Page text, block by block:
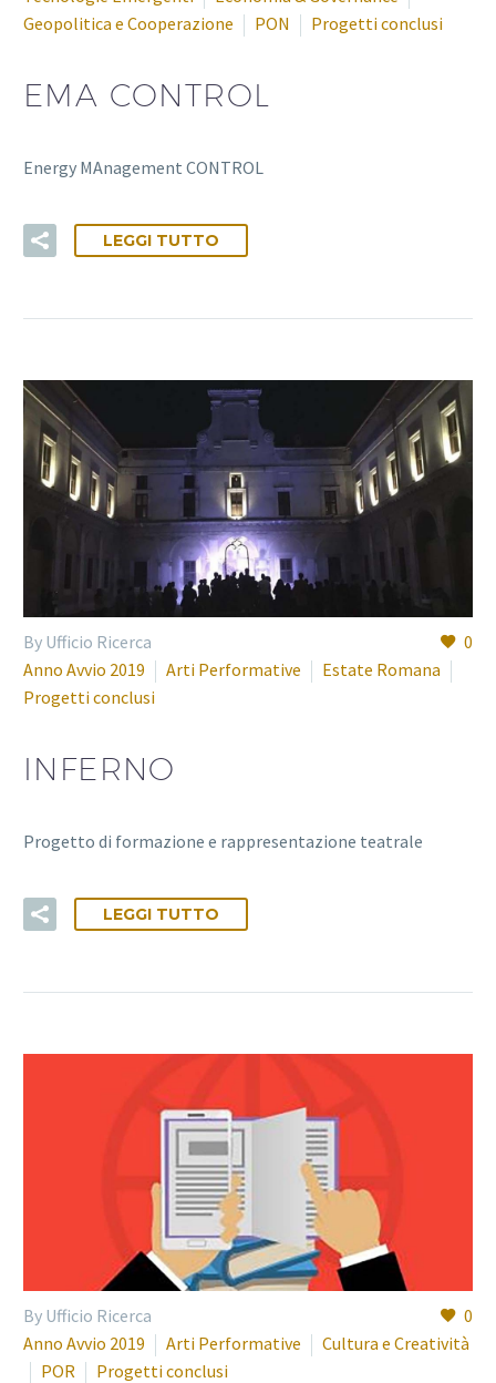
Geopolitica e Cooperazione
PON Progetti conclusi
EMA CONTROL
Energy MAnagement CONTROL
LEGGI TUTTO
0
By Ufficio Ricerca
Anno Avvio 2019
Arti Performative
Estate Romana
Progetti conclusi
INFERNO
Progetto di formazione e rappresentazione teatrale
LEGGI TUTTO
0
By Ufficio Ricerca
Anno Avvio 2019
Arti Performative
Cultura e Creatività
POR
Progetti conclusi